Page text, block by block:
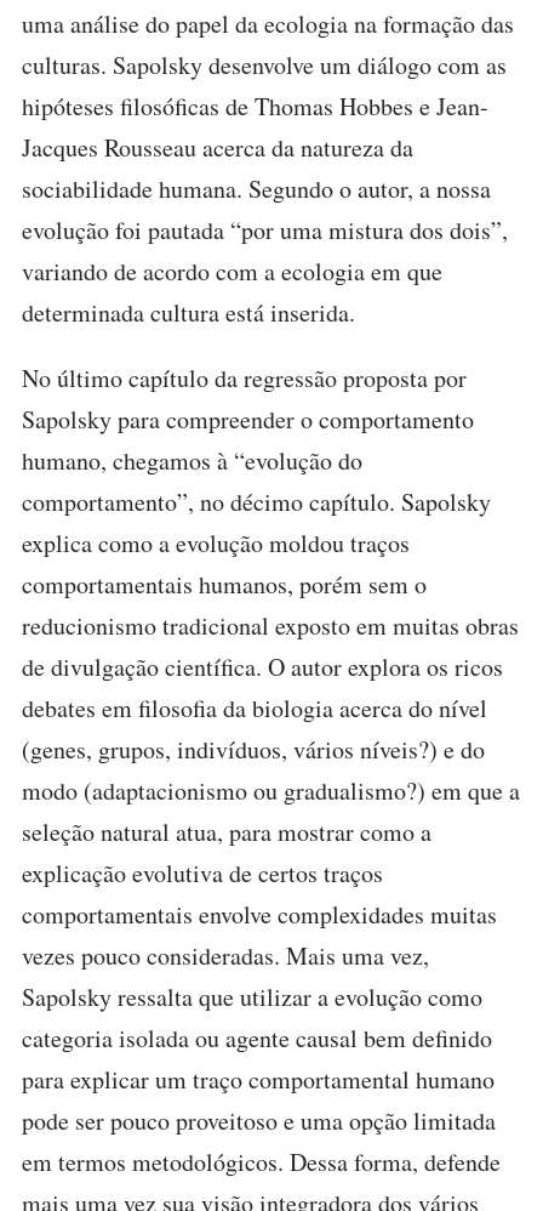
uma análise do papel da ecologia na formação das
culturas. Sapolsky desenvolve um diálogo com as
hipóteses filosóficas de Thomas Hobbes e Jean-
Jacques Rousseau acerca da natureza da
sociabilidade humana. Segundo o autor, a nossa
evolução foi pautada “por uma mistura dos dois”,
variando de acordo com a ecologia em que
determinada cultura está inserida.
No último capítulo da regressão proposta por
Sapolsky para compreender o comportamento
humano, chegamos à “evolução do
comportamento”, no décimo capítulo. Sapolsky
explica como a evolução moldou traços
comportamentais humanos, porém sem o
reducionismo tradicional exposto em muitas obras
de divulgação científica. O autor explora os ricos
debates em filosofia da biologia acerca do nível
(genes, grupos, indivíduos, vários níveis?) e do
modo (adaptacionismo ou gradualismo?) em que a
seleção natural atua, para mostrar como a
explicação evolutiva de certos traços
comportamentais envolve complexidades muitas
vezes pouco consideradas. Mais uma vez,
Sapolsky ressalta que utilizar a evolução como
categoria isolada ou agente causal bem definido
para explicar um traço comportamental humano
pode ser pouco proveitoso e uma opção limitada
em termos metodológicos. Dessa forma, defende
mais uma vez sua visão integradora dos vários